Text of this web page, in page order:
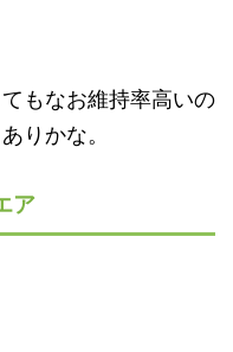
もなお維持率高いの
りかな。
ア